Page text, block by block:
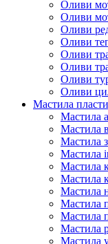
Оливи
Оливи
Оливи
Оливи
Оливи
Оливи
Оливи
Оливи
Мастила
Мастила
Мастила
Мастила
Мастила
Мастила
Мастила
Мастила
Мастила
Мастила
Мастила
Мастила